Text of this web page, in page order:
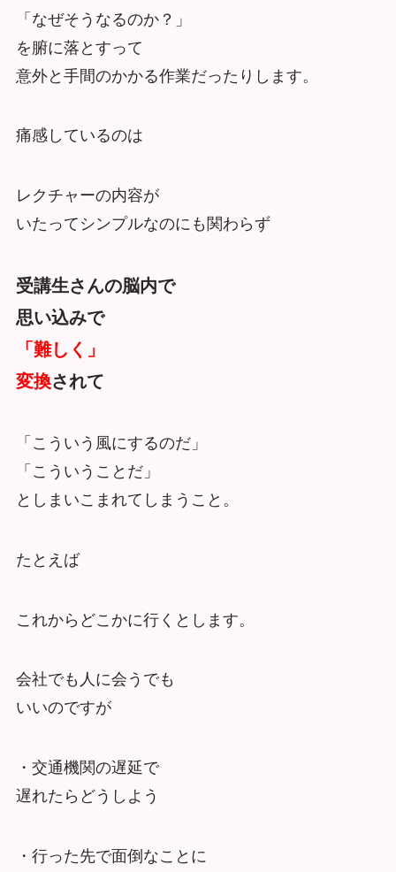
「なぜそうなるのか？」
を腑に落とすって
意外と手間のかかる作業だったりします。
痛感しているのは
レクチャーの内容が
いたってシンプルなのにも関わらず
受講生さんの脳内で
思い込みで
「難しく」
変換されて
「こういう風にするのだ」
「こういうことだ」
としまいこまれてしまうこと。
たとえば
これからどこかに行くとします。
会社でも人に会うでも
いいのですが
・交通機関の遅延で
遅れたらどうしよう
・行った先で面倒なことに